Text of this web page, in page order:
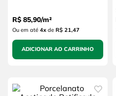
R$ 85,90/m²
Ou em até 4xde R$ 21,47
ADICIONAR AO CARRINHO